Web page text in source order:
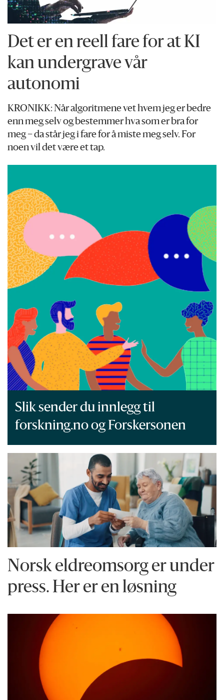
Det er en reell fare for at KI
kan undergrave vår
autonomi
KRONIKK: Når algoritmene vet hvem jeg er bedre
enn meg selv og bestemmer hva som er bra for
meg – da står jeg i fare for å miste meg selv. For
noen vil det være et tap.
Slik sender du innlegg til
forskning.no og Forskersonen
Norsk eldreomsorg er under
press. Her er en løsning